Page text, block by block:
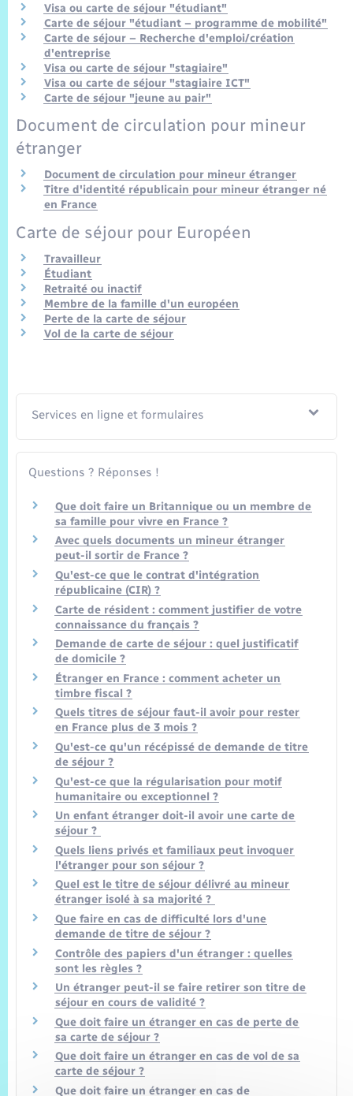
Visa ou carte de séjour "étudiant"
Carte de séjour "étudiant – programme de mobilité"
Carte de séjour – Recherche d'emploi/création
d'entreprise
Visa ou carte de séjour "stagiaire"
Visa ou carte de séjour "stagiaire ICT"
Carte de séjour "jeune au pair"
Document de circulation pour mineur
étranger
Document de circulation pour mineur étranger
Titre d'identité républicain pour mineur étranger né
en France
Carte de séjour pour Européen
Travailleur
Étudiant
Retraité ou inactif
Membre de la famille d'un européen
Perte de la carte de séjour
Vol de la carte de séjour
Services en ligne et formulaires
Questions ? Réponses !
Que doit faire un Britannique ou un membre de
sa famille pour vivre en France ?
Avec quels documents un mineur étranger
peut-il sortir de France ?
Qu'est-ce que le contrat d'intégration
républicaine (CIR) ?
Carte de résident : comment justifier de votre
connaissance du français ?
Demande de carte de séjour : quel justificatif
de domicile ?
Étranger en France : comment acheter un
timbre fiscal ?
Quels titres de séjour faut-il avoir pour rester
en France plus de 3 mois ?
Qu'est-ce qu'un récépissé de demande de titre
de séjour ?
Qu'est-ce que la régularisation pour motif
humanitaire ou exceptionnel ?
Un enfant étranger doit-il avoir une carte de
séjour ?
Quels liens privés et familiaux peut invoquer
l'étranger pour son séjour ?
Quel est le titre de séjour délivré au mineur
étranger isolé à sa majorité ?
Que faire en cas de difficulté lors d'une
demande de titre de séjour ?
Contrôle des papiers d'un étranger : quelles
sont les règles ?
Un étranger peut-il se faire retirer son titre de
séjour en cours de validité ?
Que doit faire un étranger en cas de perte de
sa carte de séjour ?
Que doit faire un étranger en cas de vol de sa
carte de séjour ?
Que doit faire un étranger en cas de